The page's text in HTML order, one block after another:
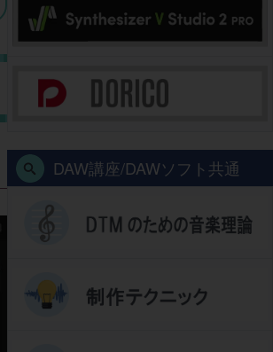
DAW講座/DAWソフト共通